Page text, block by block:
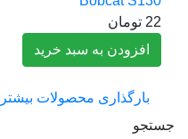
تومان
افزودن به سبد خرید
بارگذاری محصولات بیشتر